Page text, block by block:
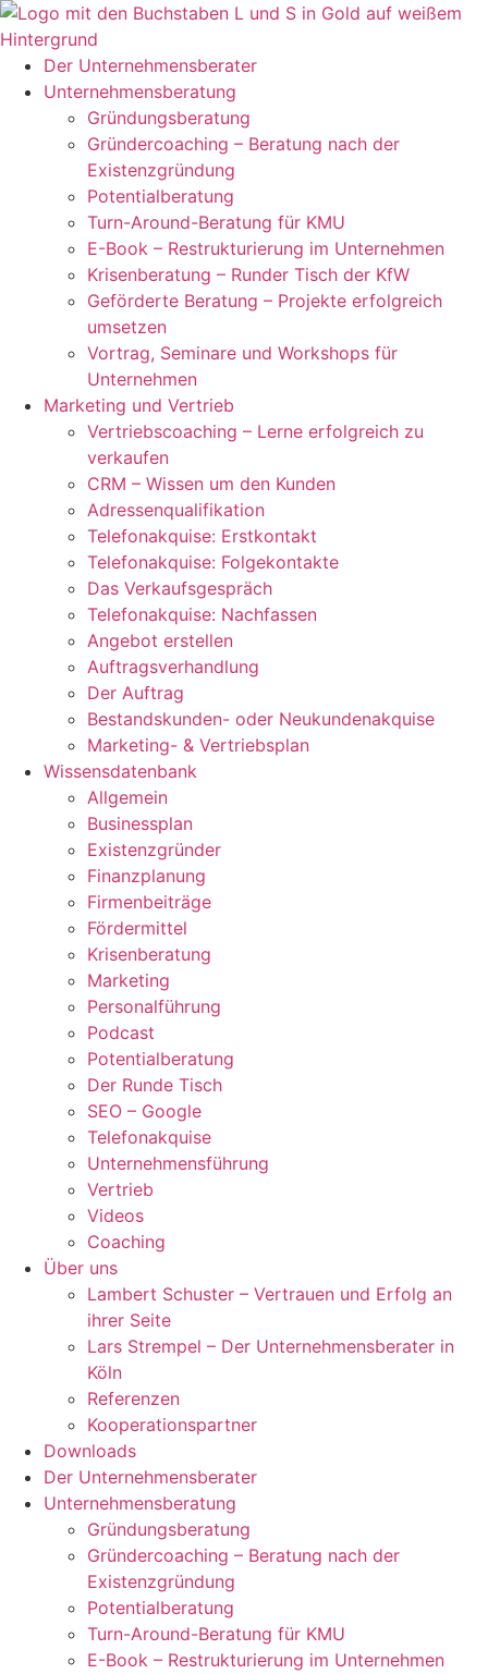
Zum
Inhalt
springenDer Unternehmensberater
Unternehmensberatung
Gründungsberatung
Gründercoaching – Beratung nach der
Existenzgründung
Potentialberatung
Turn-Around-Beratung für KMU
E-Book – Restrukturierung im Unternehmen
Krisenberatung – Runder Tisch der KfW
Geförderte Beratung – Projekte erfolgreich
umsetzen
Vortrag, Seminare und Workshops für
Unternehmen
Marketing und Vertrieb
Vertriebscoaching – Lerne erfolgreich zu
verkaufen
CRM – Wissen um den Kunden
Adressenqualifikation
Telefonakquise: Erstkontakt
Telefonakquise: Folgekontakte
Das Verkaufsgespräch
Telefonakquise: Nachfassen
Angebot erstellen
Auftragsverhandlung
Der Auftrag
Bestandskunden- oder Neukundenakquise
Marketing- & Vertriebsplan
Wissensdatenbank
Allgemein
Businessplan
Existenzgründer
Finanzplanung
Firmenbeiträge
Fördermittel
Krisenberatung
Marketing
Personalführung
Podcast
Potentialberatung
Der Runde Tisch
SEO – Google
Telefonakquise
Unternehmensführung
Vertrieb
Videos
Coaching
Über uns
Lambert Schuster – Vertrauen und Erfolg an
ihrer Seite
Lars Strempel – Der Unternehmensberater in
Köln
Referenzen
Kooperationspartner
Downloads
Der Unternehmensberater
Unternehmensberatung
Gründungsberatung
Gründercoaching – Beratung nach der
Existenzgründung
Potentialberatung
Turn-Around-Beratung für KMU
E-Book – Restrukturierung im Unternehmen